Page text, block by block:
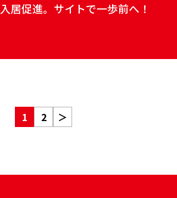
入居促進。サイトで一歩前へ！
1 2 ＞